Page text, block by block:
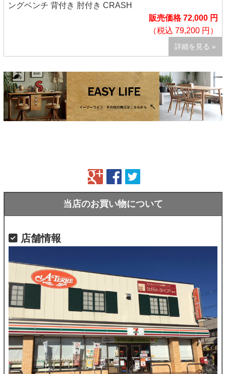
ングベンチ 背付き 肘付き CRASH
販売価格 72,000 円
（税込 79,200 円）
詳細を見る »
当店のお買い物について
店舗情報